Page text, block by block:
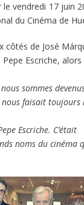
vendredi 17 juin
du Cinéma de
côtés de José
Escriche, alors
sommes
faisait toujours
Escriche. C’était
noms du cinéma